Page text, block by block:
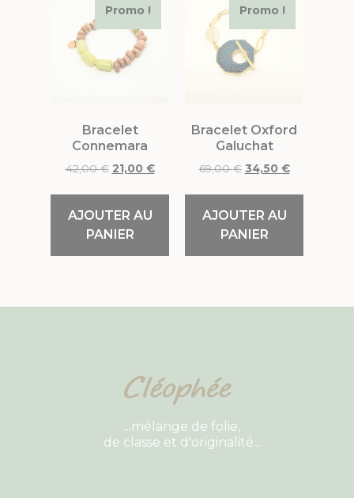
Promo !
Bracelet
Connemara
42,00€ 21,00 €
AJOUTER AU
PANIER
Promo !
Bracelet Oxford
Galuchat
69,00€ 34,50 €
AJOUTER AU
PANIER
...mélange de folie,
de classe et d'originalité...